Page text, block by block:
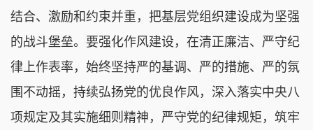
结合、激励和约束并重，把基层党组织建设成为坚强
的战斗堡垒。要强化作风建设，在清正廉洁、严守纪
律上作表率，始终坚持严的基调、严的措施、严的氛
围不动摇，持续弘扬党的优良作风，深入落实中央八
项规定及其实施细则精神，严守党的纪律规矩，筑牢